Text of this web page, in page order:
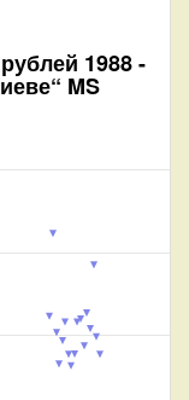
1988 -
MS